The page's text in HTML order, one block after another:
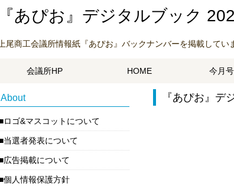
『あぴお』デジタルブック
上尾商工会議所情報紙『あぴお』バックナンバーを掲載してい
会議所HP HOME 今月
『あぴお』デ
About
ロゴ&マスコットについて
当選者発表について
広告掲載について
個人情報保護方針